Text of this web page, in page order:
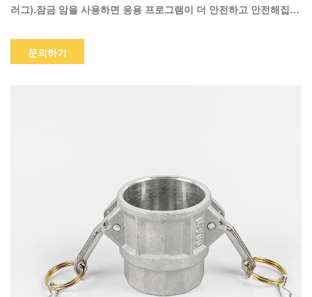
러그).잠금 암을 사용하면 응용 프로그램이 더 안전하고 안전해집니
게 해제됩니다.
문의하기